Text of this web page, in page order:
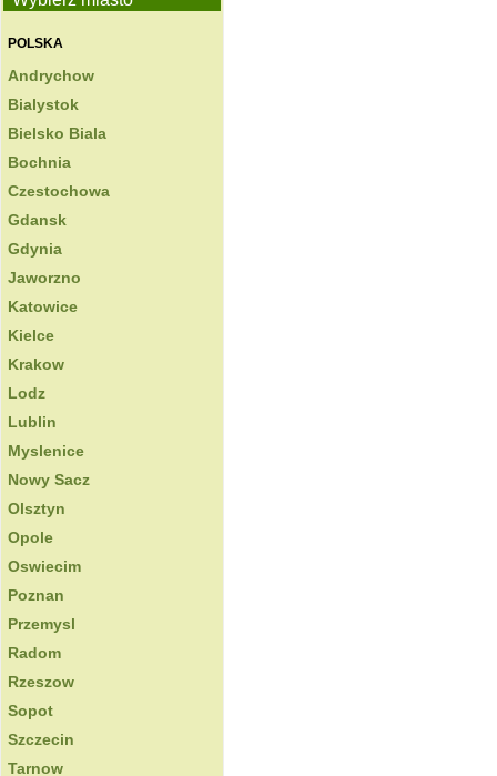
POLSKA
Andrychow
Bialystok
Bielsko Biala
Bochnia
Czestochowa
Gdansk
Gdynia
Jaworzno
Katowice
Kielce
Krakow
Lodz
Lublin
Myslenice
Nowy Sacz
Olsztyn
Opole
Oswiecim
Poznan
Przemysl
Radom
Rzeszow
Sopot
Szczecin
Tarnow